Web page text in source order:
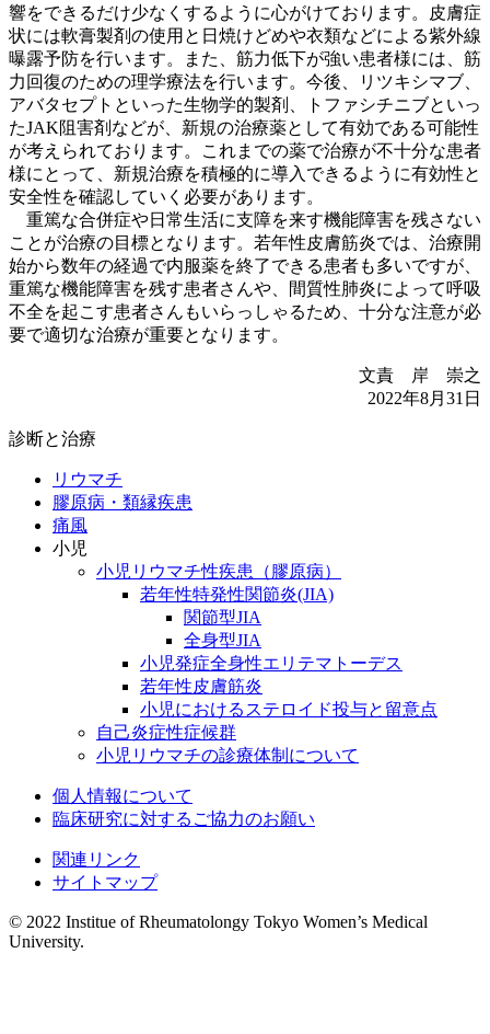
響をできるだけ少なくするように心がけております。皮膚症
状には軟膏製剤の使用と日焼けどめや衣類などによる紫外線
曝露予防を行います。また、筋力低下が強い患者様には、筋
力回復のための理学療法を行います。今後、リツキシマブ、
アバタセプトといった生物学的製剤、トファシチニブといっ
たJAK阻害剤などが、新規の治療薬として有効である可能性
が考えられております。これまでの薬で治療が不十分な患者
様にとって、新規治療を積極的に導入できるように有効性と
安全性を確認していく必要があります。
重篤な合併症や日常生活に支障を来す機能障害を残さない
ことが治療の目標となります。若年性皮膚筋炎では、治療開
始から数年の経過で内服薬を終了できる患者も多いですが、
重篤な機能障害を残す患者さんや、間質性肺炎によって呼吸
不全を起こす患者さんもいらっしゃるため、十分な注意が必
要で適切な治療が重要となります。
文責 岸 崇之
2022年8月31日
診断と治療
リウマチ
膠原病・類縁疾患
痛風
小児
小児リウマチ性疾患（膠原病）
若年性特発性関節炎(JIA)
関節型JIA
全身型JIA
小児発症全身性エリテマトーデス
若年性皮膚筋炎
小児におけるステロイド投与と留意点
自己炎症性症候群
小児リウマチの診療体制について
個人情報について
臨床研究に対するご協力のお願い
関連リンク
サイトマップ
© 2022 Institue of Rheumatolongy Tokyo Women’s Medical
University.